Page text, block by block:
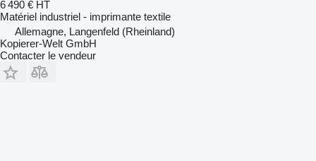
6 490 € HT
Matériel industriel - imprimante textile
Allemagne, Langenfeld (Rheinland)
Kopierer-Welt GmbH
Contacter le vendeur